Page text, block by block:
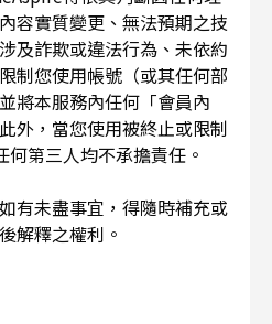
容實質變更、無法預期之技
及詐欺或違法行為、未依約
制您使用帳號（或其任何部
將本服務內任何「會員內
外，當您使用被終止或限制
第三人均不承擔責任。
有未盡事宜，得隨時補充或
解釋之權利。